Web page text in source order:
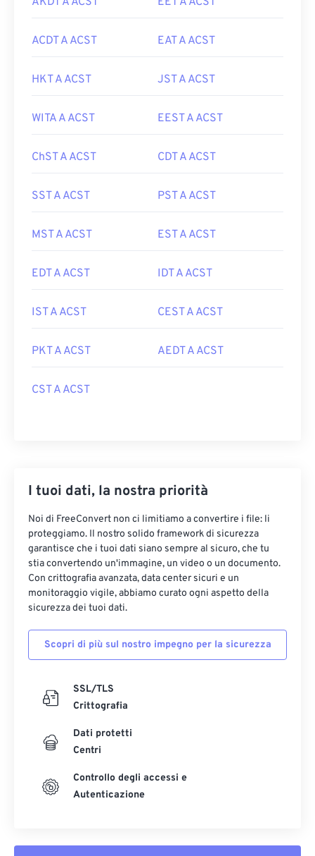
ACDT A ACST EAT A ACST
HKT A ACST JST A ACST
WITA A ACST EEST A ACST
ChST A ACST CDT A ACST
SST A ACST PST A ACST
MST A ACST EST A ACST
EDT A ACST IDT A ACST
IST A ACST CEST A ACST
PKT A ACST AEDT A ACST
CST A ACST
I tuoi dati, la nostra priorità
Noi di FreeConvert non ci limitiamo a convertire i file: li
proteggiamo. Il nostro solido framework di sicurezza
garantisce che i tuoi dati siano sempre al sicuro, che tu
stia convertendo un'immagine, un video o un documento.
Con crittografia avanzata, data center sicuri e un
monitoraggio vigile, abbiamo curato ogni aspetto della
sicurezza dei tuoi dati.
Scopri di più sul nostro impegno per la sicurezza
SSL/TLS
Crittografia
Dati protetti
Centri
Controllo degli accessi e
Autenticazione